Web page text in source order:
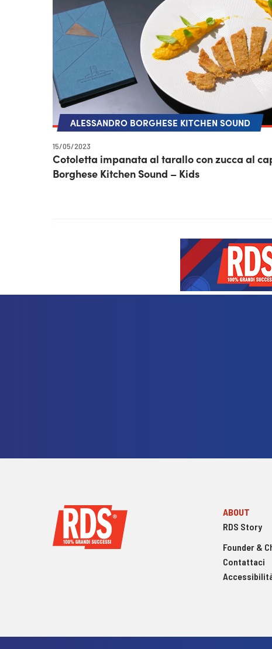
ALESSANDRO BORGHESE KITCHEN SOUND
15/05/2023
Cotoletta impanata al tarallo con zucca al
Borghese Kitchen Sound – Kids
ABOUT
RDS Story
Founder &
Contattaci